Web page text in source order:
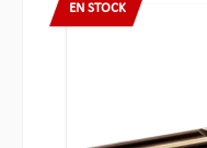
EN STOCK